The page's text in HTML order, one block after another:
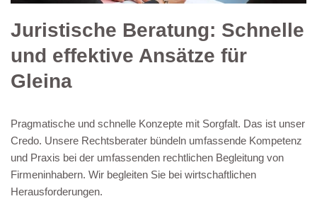
Juristische Beratung: Schnelle
und effektive Ansätze für
Gleina
Pragmatische und schnelle Konzepte mit Sorgfalt. Das ist unser
Credo. Unsere Rechtsberater bündeln umfassende Kompetenz
und Praxis bei der umfassenden rechtlichen Begleitung von
Firmeninhabern. Wir begleiten Sie bei wirtschaftlichen
Herausforderungen.